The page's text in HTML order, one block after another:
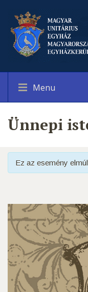
Menu
Ünnepi
Ez az esemény